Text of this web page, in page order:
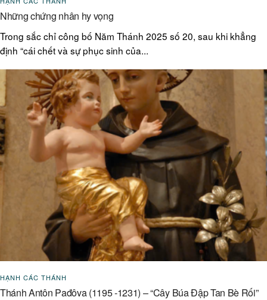
Những chứng nhân hy vọng
Trong sắc chỉ công bố Năm Thánh 2025 số 20, sau khi khẳng
định “cái chết và sự phục sinh của...
HẠNH CÁC THÁNH
Thánh Antôn Pađôva (1195 -1231) – “Cây Búa Đập Tan Bè Rối”